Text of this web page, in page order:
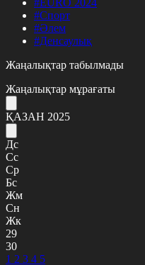
#Спорт
#Әлем
#Денсаулық
Жаңалықтар табылмады
Жаңалықтар мұрағаты
ҚАЗАН 2025
Дс
Сс
Ср
Бс
Жм
Сн
Жк
29
30
1 2 3 4 5